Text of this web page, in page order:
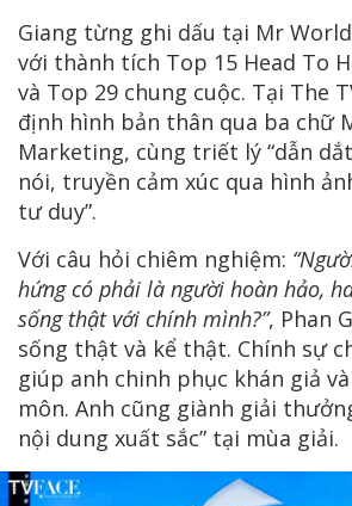
Giang từng ghi dấu tại Mr
với thành tích Top 15 Head To
và Top 29 chung cuộc. Tại The
định hình bản thân qua ba chữ
Marketing, cùng triết lý “dẫn
nói, truyền cảm xúc qua hình
tư duy”.
Với câu hỏi chiêm nghiệm:
hứng có phải là người hoàn hảo,
sống thật với chính mình?”, Phan
sống thật và kể thật. Chính sự
giúp anh chinh phục khán giả
môn. Anh cũng giành giải
nội dung xuất sắc” tại mùa giải.